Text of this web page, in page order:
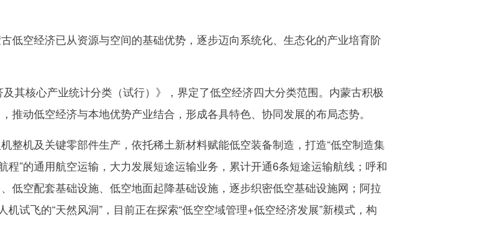
空经济已从资源与空间的基础优势，逐步迈向系统化、生态化的产业培育阶
核心产业统计分类（试行）》，界定了低空经济四大分类范围。内蒙古积极
推动低空经济与本地优势产业结合，形成各具特色、协同发展的布局态势。
机及关键零部件生产，依托稀土新材料赋能低空装备制造，打造“低空制造集
程”的通用航空运输，大力发展短途运输业务，累计开通6条短途运输航线；呼和
低空配套基础设施、低空地面起降基础设施，逐步织密低空基础设施网；阿拉
试飞的“天然风洞”，目前正在探索“低空空域管理+低空经济发展”新模式，构